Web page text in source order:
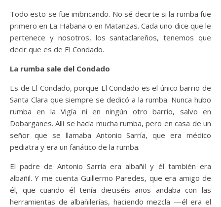
Todo esto se fue imbricando. No sé decirte si la rumba fue
primero en La Habana o en Matanzas. Cada uno dice que le
pertenece y nosotros, los santaclareños, tenemos que
decir que es de El Condado.
La rumba sale del Condado
Es de El Condado, porque El Condado es el único barrio de
Santa Clara que siempre se dedicó a la rumba. Nunca hubo
rumba en la Vigía ni en ningún otro barrio, salvo en
Dobarganes. Allí se hacía mucha rumba, pero en casa de un
señor que se llamaba Antonio Sarría, que era médico
pediatra y era un fanático de la rumba.
El padre de Antonio Sarría era albañil y él también era
albañil. Y me cuenta Guillermo Paredes, que era amigo de
él, que cuando él tenía dieciséis años andaba con las
herramientas de albañilerías, haciendo mezcla —él era el